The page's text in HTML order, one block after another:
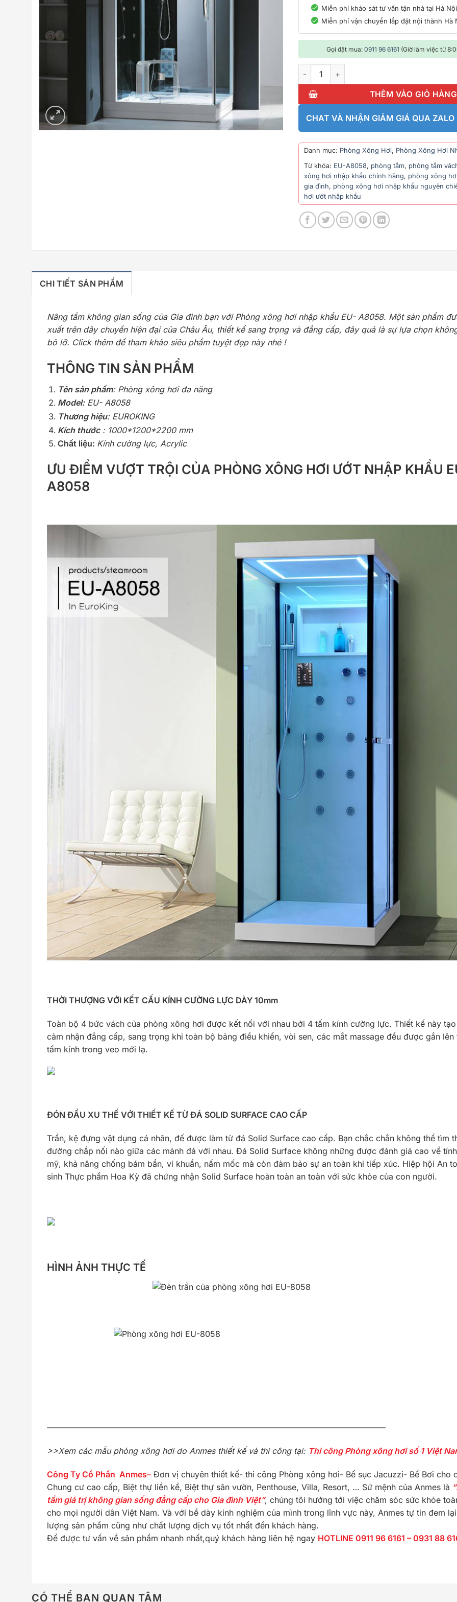
Miễn phí khảo sát tư vấn tận nhà tại Hà Nội
Miễn phí vận chuyển lắp đặt nội thành Hà
Gọi đặt mua:0911 96 6161 (Giờ làm việc từ
Phòng xông hơi nhập khẩu EU-A8058 số
THÊM VÀO GIỎ HÀNG
CHAT VÀ NHẬN GIẢM GIÁ QUA ZALO
Danh mục: Phòng Xông Hơi, Phòng Xông Hơi
Từ khóa: EU-A8058, phòng tắm, phòng tắm
xông hơi nhập khẩu chính hãng, phòng xông
gia đình, phòng xông hơi nhập khẩu nguyên
hơi ướt nhập khẩu
CHI TIẾT SẢN PHẨM
Nâng tầm không gian sống của Gia đình bạn với Phòng xông hơi nhập khẩu EU- A8058. Một sản phẩm
xuất trên dây chuyền hiện đại của Châu Âu, thiết kế sang trọng và đẳng cấp, đây quả là sự lựa chọn
bỏ lỡ. Click thêm để tham khảo siêu phẩm tuyệt đẹp này nhé !
THÔNG TIN SẢN PHẨM
Tên sản phẩm: Phòng xông hơi đa năng
Model:EU- A8058
Thương hiệu: EUROKING
Kích thước: 1000*1200*2200 mm
Chất liệu: Kính cường lực, Acrylic
ƯU ĐIỂM VƯỢT TRỘI CỦA PHÒNG XÔNG HƠI ƯỚT NHẬP KHẨU
A8058
THỜI THƯỢNG VỚI KẾT CẤU KÍNH CƯỜNG LỰC DÀY 10mm
Toàn bộ 4 bức vách của phòng xông hơi được kết nối với nhau bởi 4 tấm kính cường lực. Thiết kế này
cảm nhận đẳng cấp, sang trọng khi toàn bộ bảng điều khiển, vòi sen, các mắt massage đều được gắn lên
tấm kính trong veo mới lạ.
ĐÓN ĐẦU XU THẾ VỚI THIẾT KẾ TỪ ĐÁ SOLID SURFACE CAO CẤP
Trần, kệ đựng vật dụng cá nhân, đế được làm từ đá Solid Surface cao cấp. Bạn chắc chắn không thể tìm
đường chắp nối nào giữa các mảnh đá với nhau. Đá Solid Surface không những được đánh giá cao về
mỹ, khả năng chống bám bẩn, vi khuẩn, nấm mốc mà còn đảm bảo sự an toàn khi tiếp xúc. Hiệp hội An
sinh Thực phẩm Hoa Kỳ đã chứng nhận Solid Surface hoàn toàn an toàn với sức khỏe của con người.
HÌNH ẢNH THỰC TẾ
—————————————————————————————————————————–
>>Xem các mẫu phòng xông hơi do Anmes thiết kế và thi công tại: Thi công Phòng xông hơi số 1 Việt
Công Ty Cổ Phần Anmes– Đơn vị chuyên thiết kế- thi công Phòng xông hơi- Bể sục Jacuzzi- Bể Bơi cho
Chung cư cao cấp, Biệt thự liền kề, Biệt thự sân vườn, Penthouse, Villa, Resort, … Sứ mệnh của Anmes là
tầm giá trị không gian sống đẳng cấp cho Gia đình Việt”, chúng tôi hướng tới việc chăm sóc sức khỏe
cho mọi người dân Việt Nam. Và với bề dày kinh nghiệm của mình trong lĩnh vực này, Anmes tự tin đem
lượng sản phẩm cũng như chất lượng dịch vụ tốt nhất đến khách hàng.
Để được tư vấn về sản phẩm nhanh nhất,quý khách hàng liên hệ ngay HOTLINE 0911 96 6161 – 0931 88
CÓ THỂ BẠN QUAN TÂM